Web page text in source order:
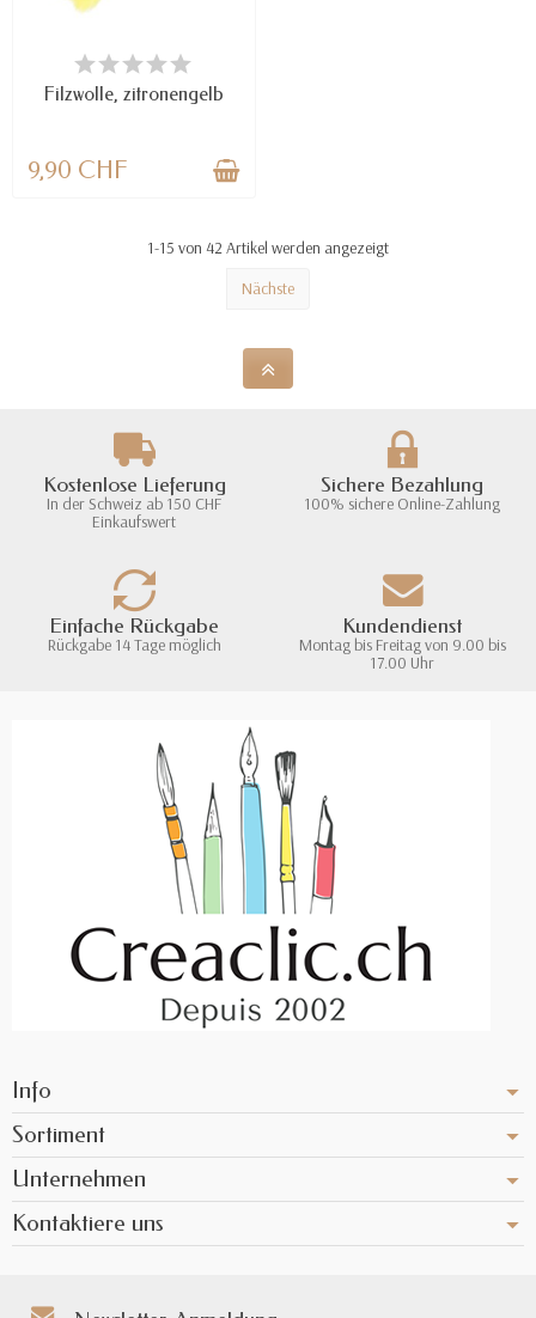
VERFÜGBAR
Filzwolle, zitronengelb
9,90 CHF
1-15 von 42 Artikel werden angezeigt
Nächste
Kostenlose Lieferung
In der Schweiz ab 150 CHF
Einkaufswert
Sichere Bezahlung
100% sichere Online-Zahlung
Einfache Rückgabe
Rückgabe 14 Tage möglich
Kundendienst
Montag bis Freitag von 9.00 bis
17.00 Uhr
Info
Sortiment
Unternehmen
Kontaktiere uns